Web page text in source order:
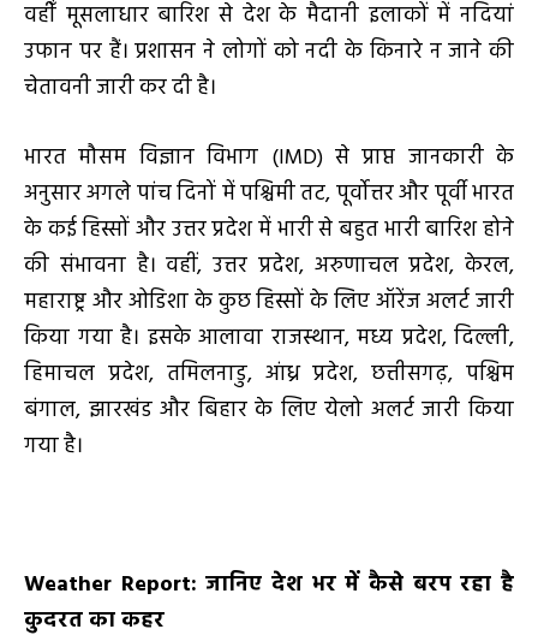
वहीँ मूसलाधार बारिश से देश के मैदानी इलाकों में नदियां
उफान पर हैं। प्रशासन ने लोगों को नदी के किनारे न जाने की
चेतावनी जारी कर दी है।
भारत मौसम विज्ञान विभाग (IMD) से प्राप्त जानकारी के
अनुसार अगले पांच दिनों में पश्चिमी तट, पूर्वोत्तर और पूर्वी भारत
के कई हिस्सों और उत्तर प्रदेश में भारी से बहुत भारी बारिश होने
की संभावना है। वहीं, उत्तर प्रदेश, अरुणाचल प्रदेश, केरल,
महाराष्ट्र और ओडिशा के कुछ हिस्सों के लिए ऑरेंज अलर्ट जारी
किया गया है। इसके आलावा राजस्थान, मध्य प्रदेश, दिल्ली,
हिमाचल प्रदेश, तमिलनाडु, आंध्र प्रदेश, छत्तीसगढ़, पश्चिम
बंगाल, झारखंड और बिहार के लिए येलो अलर्ट जारी किया
गया है।
Weather Report:जानिए देश भर में कैसे बरप रहा है
कुदरत का कहर